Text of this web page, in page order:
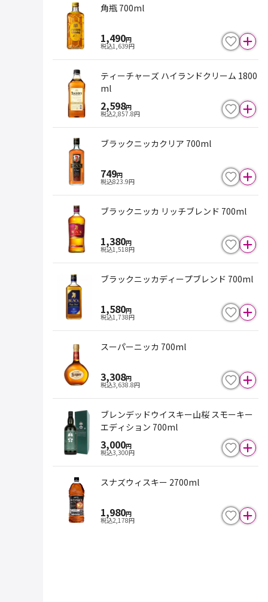
角瓶 700ml
1,490円
税込1,639円
ティーチャーズ ハイランドクリーム 1800
ml
2,598円
税込2,857.8円
ブラックニッカクリア 700ml
749円
税込823.9円
ブラックニッカ リッチブレンド 700ml
1,380円
税込1,518円
ブラックニッカディープブレンド 700ml
1,580円
税込1,738円
スーパーニッカ 700ml
3,308円
税込3,638.8円
ブレンデッドウイスキー山桜 スモーキー
エディション 700ml
3,000円
税込3,300円
スナズウィスキー 2700ml
1,980円
税込2,178円